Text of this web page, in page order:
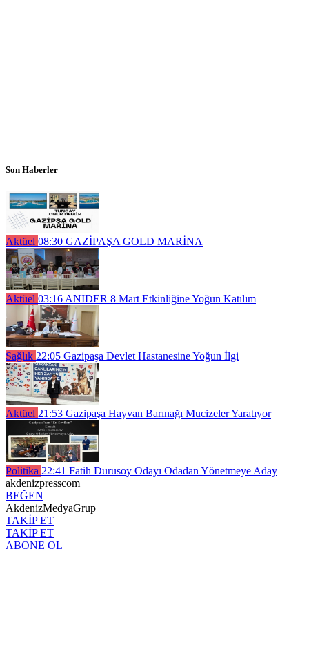
Son Haberler
Aktüel 08:30 GAZİPAŞA GOLD MARİNA
Aktüel 03:16 ANIDER 8 Mart Etkinliğine Yoğun Katılım
Sağlık 22:05 Gazipaşa Devlet Hastanesine Yoğun İlgi
Aktüel 21:53 Gazipaşa Hayvan Barınağı Mucizeler Yaratıyor
Politika 22:41 Fatih Durusoy Odayı Odadan Yönetmeye Aday
akdenizpresscom
BEĞEN
AkdenizMedyaGrup
TAKİP ET
TAKİP ET
ABONE OL